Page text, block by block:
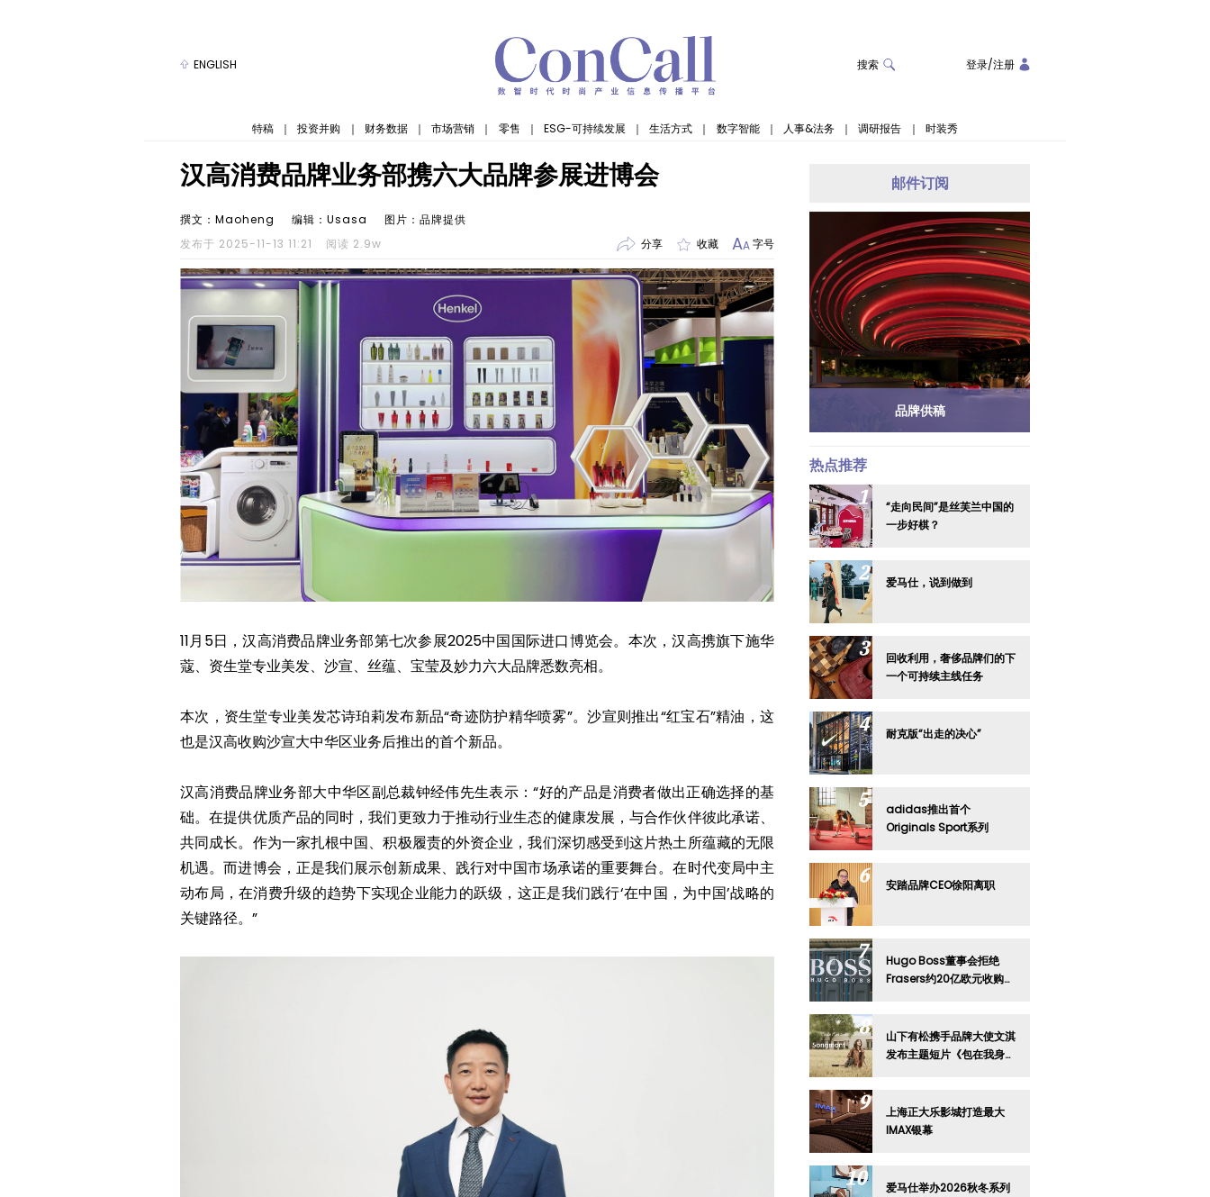
ENGLISH 搜索 登录/注册
特稿 ｜ 投资并购 ｜ 财务数据 ｜ 市场营销 ｜ 零售 ｜ ESG-可持续发展 ｜ 生活方式 ｜ 数字智能 ｜ 人事&法务 ｜ 调研报告 ｜ 时装秀
汉高消费品牌业务部携六大品牌参展进博会
撰文：Maoheng 编辑：Usasa
图片：品牌提供
发布于 2025-11-13 11:21
阅读 2.9w 分享 收藏 AA字号
11月5日，汉高消费品牌业务部第七次参展2025中国国际进口博览会。本次，汉高携旗下施华
蔻、资生堂专业美发、沙宣、丝蕴、宝莹及妙力六大品牌悉数亮相。
本次，资生堂专业美发芯诗珀莉发布新品“奇迹防护精华喷雾”。沙宣则推出“红宝石”精油，这
也是汉高收购沙宣大中华区业务后推出的首个新品。
汉高消费品牌业务部大中华区副总裁钟经伟先生表示：“好的产品是消费者做出正确选择的基
础。在提供优质产品的同时，我们更致力于推动行业生态的健康发展，与合作伙伴彼此承诺、
共同成长。作为一家扎根中国、积极履责的外资企业，我们深切感受到这片热土所蕴藏的无限
机遇。而进博会，正是我们展示创新成果、践行对中国市场承诺的重要舞台。在时代变局中主
动布局，在消费升级的趋势下实现企业能力的跃级，这正是我们践行‘在中国，为中国’战略的
关键路径。”
邮件订阅
品牌供稿
热点推荐
“走向民间”是丝芙兰中国的
一步好棋？
爱马仕，说到做到
回收利用，奢侈品牌们的下
一个可持续主线任务
耐克版“出走的决心”
adidas推出首个
Originals Sport系列
安踏品牌CEO徐阳离职
Hugo Boss董事会拒绝
Frasers约20亿欧元收购要
山下有松携手品牌大使文淇
发布主题短片《包在我身
上海正大乐影城打造最大
IMAX银幕
爱马仕举办2026秋冬系列